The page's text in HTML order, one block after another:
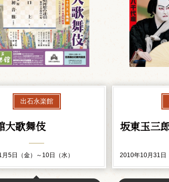
出石永楽館
大歌舞伎
5日（金）～10日（水）
坂東玉三
2010年10月31日